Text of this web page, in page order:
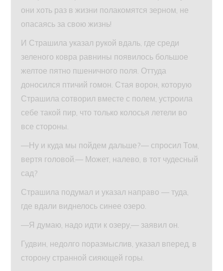
они хоть раз в жизни полакомятся зерном, не
опасаясь за свою жизнь!
И Страшила указал рукой вдаль, где среди
зеленого ковра равнины появилось большое
желтое пятно пшеничного поля. Оттуда
доносился птичий гомон. Стая ворон, которую
Страшила сотворил вместе с полем, устроила
себе такой пир, что только колосья летели во
все стороны.
—Ну и куда мы пойдем дальше?— спросил Том,
вертя головой.— Может, налево, в тот чудесный
сад?
Страшила подумал и указал направо — туда,
где вдали виднелось синее озеро.
—Я думаю, надо идти к озеру,— заявил он.
Гудвин, недолго поразмыслив, указал вперед, в
сторону странной сияющей горы.